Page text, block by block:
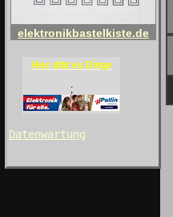
elektronikbastelkiste.de
Hier dibt es Dinge
;
Datenwartung